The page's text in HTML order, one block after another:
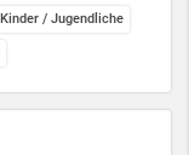
/ Jugendliche